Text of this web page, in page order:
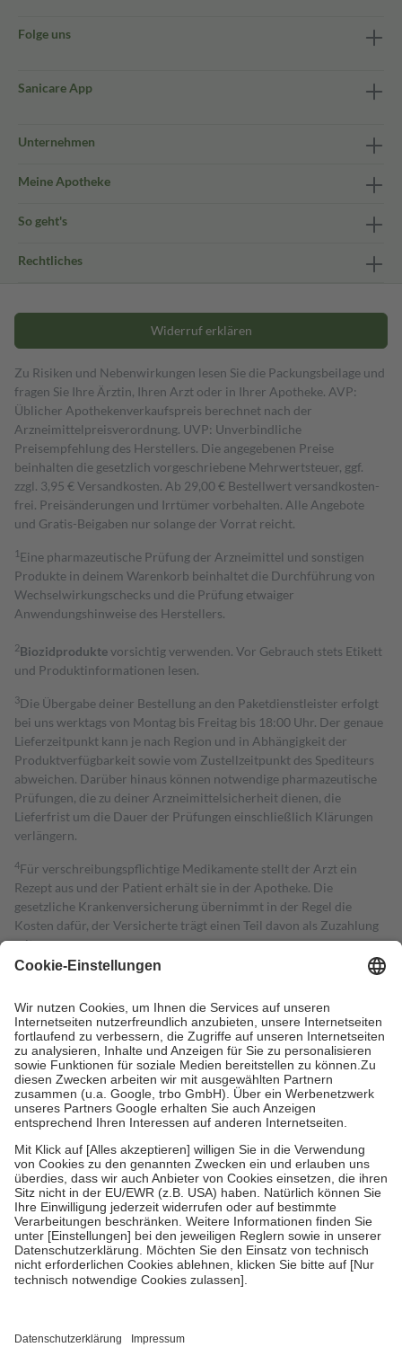
Folge uns
Sanicare App
Unternehmen
Meine Apotheke
So geht's
Rechtliches
Widerruf erklären
Zu Risiken und Nebenwirkungen lesen Sie die Packungsbeilage und
fragen Sie Ihre Ärztin, Ihren Arzt oder in Ihrer Apotheke. AVP:
Üblicher Apothekenverkaufspreis berechnet nach der
Arzneimittelpreisverordnung. UVP: Unverbindliche
Preisempfehlung des Herstellers. Die angegebenen Preise
beinhalten die gesetzlich vorgeschriebene Mehrwertsteuer, ggf.
zzgl. 3,95 € Versandkosten. Ab 29,00 € Bestell­wert versand­kosten­
frei. Preisänderungen und Irrtümer vorbehalten. Alle Angebote
und Gratis-Beigaben nur solange der Vorrat reicht.
1 Eine pharmazeutische Prüfung der Arzneimittel und sonstigen
Produkte in deinem Warenkorb beinhaltet die Durchführung von
Wechselwirkungschecks und die Prüfung etwaiger
Anwendungshinweise des Herstellers.
2Biozidproduktevorsichtig verwenden. Vor Gebrauch stets Etikett
und Produktinformationen lesen.
3Die Übergabe deiner Bestellung an den Paketdienstleister erfolgt
bei uns werktags von Montag bis Freitag bis 18:00 Uhr. Der genaue
Lieferzeitpunkt kann je nach Region und in Abhängigkeit der
Produktverfügbarkeit sowie vom Zustellzeitpunkt des Spediteurs
abweichen. Darüber hinaus können notwendige pharmazeutische
Prüfungen, die zu deiner Arzneimittelsicherheit dienen, die
Lieferfrist um die Dauer der Prüfungen einschließlich Klärungen
verlängern.
4Für verschreibungspflichtige Medikamente stellt der Arzt ein
Rezept aus und der Patient erhält sie in der Apotheke. Die
gesetzliche Krankenversicherung übernimmt in der Regel die
Kosten dafür, der Versicherte trägt einen Teil davon als Zuzahlung
mit.
Grundsätzlich leisten Mitglieder Zuzahlungen in Höhe von zehn
höchstens zehn Euro.
Es sind jedoch nie mehr als die tatsächlichen
Kosten der Leistung zu entrichten.
Diese Regeln gelten grundsätzlich auch für Online-Apotheken.
Bei Heilmitteln und häuslicher Krankenpflege beträgt die
Zuzahlung zehn Prozent der Kosten sowie zehn Euro je
Verordnung.
Um das Engagement der Versicherten für ihre eigene Gesundheit zu
stärken und die besondere Stellung der Familie zu unterstützen,
fallenkeine Zuzahlungenan bei:
• Kindern und Jugendlichen bis zum vollendeten 18. Lebensjahr
mit Ausnahme der Fahrkosten
• Untersuchungen zur Vorsorge und Früherkennung, die von der
GKV getragen werden
• empfohlenen Schutzimpfungen
• Harn- und Blutteststreifen
getroffen, um sicherzustellen, dass es sich um echte Bewertungen